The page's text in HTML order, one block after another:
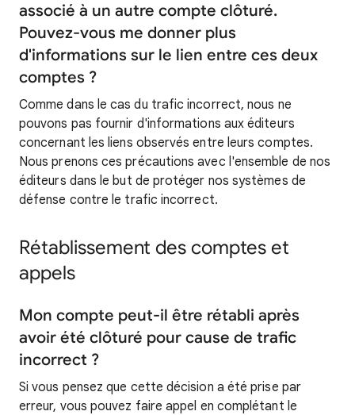
associé à un autre compte clôturé.
Pouvez-vous me donner plus
d'informations sur le lien entre ces deux
comptes ?
Comme dans le cas du trafic incorrect, nous ne
pouvons pas fournir d'informations aux éditeurs
concernant les liens observés entre leurs comptes.
Nous prenons ces précautions avec l'ensemble de nos
éditeurs dans le but de protéger nos systèmes de
défense contre le trafic incorrect.
Rétablissement des comptes et
appels
Mon compte peut-il être rétabli après
avoir été clôturé pour cause de trafic
incorrect ?
Si vous pensez que cette décision a été prise par
erreur, vous pouvez faire appel en complétant le